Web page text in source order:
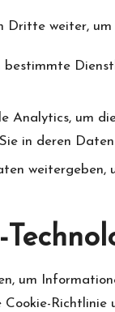
weiter,
Analytics, um
in deren
weitergeben,
um